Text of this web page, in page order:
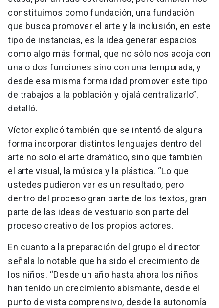
constituimos como fundación, una fundación
que busca promover el arte y la inclusión, en este
tipo de instancias, es la idea generar espacios
como algo más formal, que no sólo nos acoja con
una o dos funciones sino con una temporada, y
desde esa misma formalidad promover este tipo
de trabajos a la población y ojalá centralizarlo”,
detalló.
Víctor explicó también que se intentó de alguna
forma incorporar distintos lenguajes dentro del
arte no solo el arte dramático, sino que también
el arte visual, la música y la plástica. “Lo que
ustedes pudieron ver es un resultado, pero
dentro del proceso gran parte de los textos, gran
parte de las ideas de vestuario son parte del
proceso creativo de los propios actores.
En cuanto a la preparación del grupo el director
señala lo notable que ha sido el crecimiento de
los niños. “Desde un año hasta ahora los niños
han tenido un crecimiento abismante, desde el
punto de vista comprensivo, desde la autonomía